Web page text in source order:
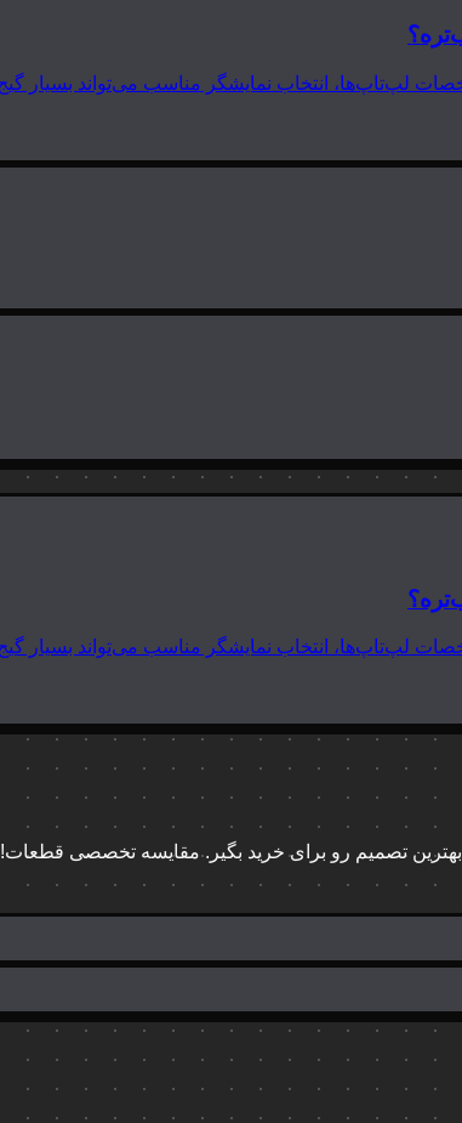
تصمیم رو برای خرید بگیر. مقایسه تخصصی قطعات!